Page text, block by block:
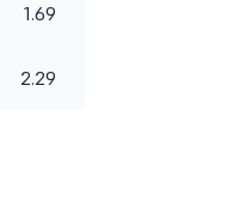
1.69
2.29